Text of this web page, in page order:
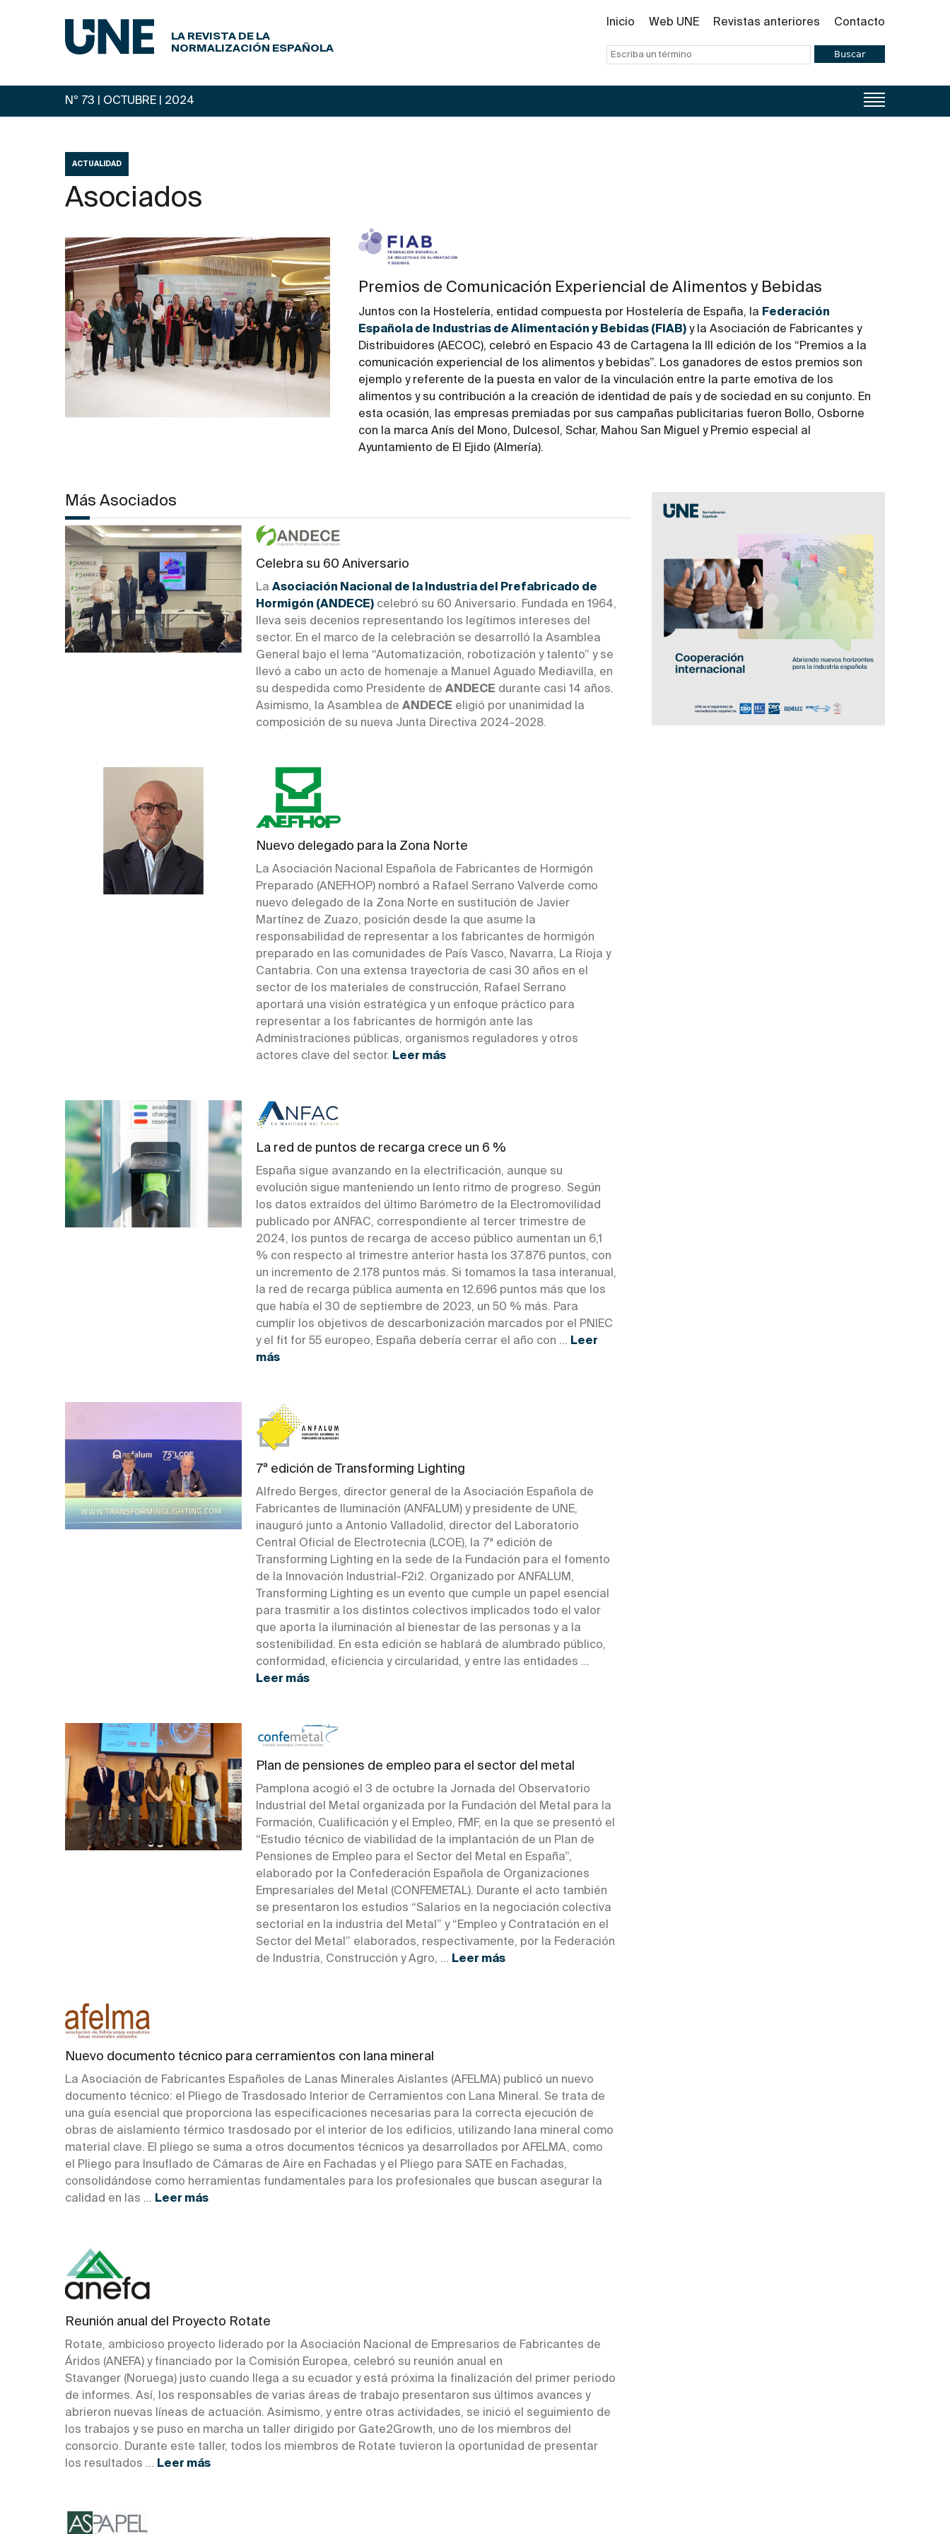
LA REVISTA DE LA
NORMALIZACIÓN ESPAÑOLA
Inicio Web UNE Revistas anteriores Contacto
Buscar
Nº 73 | OCTUBRE | 2024
ACTUALIDAD
Asociados
Premios de Comunicación Experiencial de Alimentos y Bebidas
Juntos con la Hostelería, entidad compuesta por Hostelería de España, la Federación
Española de Industrias de Alimentación y Bebidas (FIAB) y la Asociación de Fabricantes y
Distribuidores (AECOC), celebró en Espacio 43 de Cartagena la III edición de los “Premios a la
comunicación experiencial de los alimentos y bebidas”. Los ganadores de estos premios son
ejemplo y referente de la puesta en valor de la vinculación entre la parte emotiva de los
alimentos y su contribución a la creación de identidad de país y de sociedad en su conjunto. En
esta ocasión, las empresas premiadas por sus campañas publicitarias fueron Bollo, Osborne
con la marca Anís del Mono, Dulcesol, Schar, Mahou San Miguel y Premio especial al
Ayuntamiento de El Ejido (Almería).
Más Asociados
Celebra su 60 Aniversario
La Asociación Nacional de la Industria del Prefabricado de
Hormigón (ANDECE) celebró su 60 Aniversario. Fundada en 1964,
lleva seis decenios representando los legítimos intereses del
sector. En el marco de la celebración se desarrolló la Asamblea
General bajo el lema “Automatización, robotización y talento” y se
llevó a cabo un acto de homenaje a Manuel Aguado Mediavilla, en
su despedida como Presidente de ANDECE durante casi 14 años.
Asimismo, la Asamblea de ANDECE eligió por unanimidad la
composición de su nueva Junta Directiva 2024-2028.
Nuevo delegado para la Zona Norte
La Asociación Nacional Española de Fabricantes de Hormigón
Preparado (ANEFHOP) nombró a Rafael Serrano Valverde como
nuevo delegado de la Zona Norte en sustitución de Javier
Martínez de Zuazo, posición desde la que asume la
responsabilidad de representar a los fabricantes de hormigón
preparado en las comunidades de País Vasco, Navarra, La Rioja y
Cantabria. Con una extensa trayectoria de casi 30 años en el
sector de los materiales de construcción, Rafael Serrano
aportará una visión estratégica y un enfoque práctico para
representar a los fabricantes de hormigón ante las
Administraciones públicas, organismos reguladores y otros
actores clave del sector. Leer más
La red de puntos de recarga crece un 6 %
España sigue avanzando en la electrificación, aunque su
evolución sigue manteniendo un lento ritmo de progreso. Según
los datos extraídos del último Barómetro de la Electromovilidad
publicado por ANFAC, correspondiente al tercer trimestre de
2024, los puntos de recarga de acceso público aumentan un 6,1
% con respecto al trimestre anterior hasta los 37.876 puntos, con
un incremento de 2.178 puntos más. Si tomamos la tasa interanual,
la red de recarga pública aumenta en 12.696 puntos más que los
que había el 30 de septiembre de 2023, un 50 % más. Para
cumplir los objetivos de descarbonización marcados por el PNIEC
y el fit for 55 europeo, España debería cerrar el año con ... Leer
más
7ª edición de Transforming Lighting
Alfredo Berges, director general de la Asociación Española de
Fabricantes de Iluminación (ANFALUM) y presidente de UNE,
inauguró junto a Antonio Valladolid, director del Laboratorio
Central Oficial de Electrotecnia (LCOE), la 7ª edición de
Transforming Lighting en la sede de la Fundación para el fomento
de la Innovación Industrial-F2i2. Organizado por ANFALUM,
Transforming Lighting es un evento que cumple un papel esencial
para trasmitir a los distintos colectivos implicados todo el valor
que aporta la iluminación al bienestar de las personas y a la
sostenibilidad. En esta edición se hablará de alumbrado público,
conformidad, eficiencia y circularidad, y entre las entidades ...
Leer más
Plan de pensiones de empleo para el sector del metal
Pamplona acogió el 3 de octubre la Jornada del Observatorio
Industrial del Metal organizada por la Fundación del Metal para la
Formación, Cualificación y el Empleo, FMF, en la que se presentó el
“Estudio técnico de viabilidad de la implantación de un Plan de
Pensiones de Empleo para el Sector del Metal en España”,
elaborado por la Confederación Española de Organizaciones
Empresariales del Metal (CONFEMETAL). Durante el acto también
se presentaron los estudios “Salarios en la negociación colectiva
sectorial en la industria del Metal” y “Empleo y Contratación en el
Sector del Metal” elaborados, respectivamente, por la Federación
de Industria, Construcción y Agro, ... Leer más
Nuevo documento técnico para cerramientos con lana mineral
La Asociación de Fabricantes Españoles de Lanas Minerales Aislantes (AFELMA) publicó un nuevo
documento técnico: el Pliego de Trasdosado Interior de Cerramientos con Lana Mineral. Se trata de
una guía esencial que proporciona las especificaciones necesarias para la correcta ejecución de
obras de aislamiento térmico trasdosado por el interior de los edificios, utilizando lana mineral como
material clave. El pliego se suma a otros documentos técnicos ya desarrollados por AFELMA, como
el Pliego para Insuflado de Cámaras de Aire en Fachadas y el Pliego para SATE en Fachadas,
consolidándose como herramientas fundamentales para los profesionales que buscan asegurar la
calidad en las ... Leer más
Reunión anual del Proyecto Rotate
Rotate, ambicioso proyecto liderado por la Asociación Nacional de Empresarios de Fabricantes de
Áridos (ANEFA) y financiado por la Comisión Europea, celebró su reunión anual en
Stavanger (Noruega) justo cuando llega a su ecuador y está próxima la finalización del primer periodo
de informes. Así, los responsables de varias áreas de trabajo presentaron sus últimos avances y
abrieron nuevas líneas de actuación. Asimismo, y entre otras actividades, se inició el seguimiento de
los trabajos y se puso en marcha un taller dirigido por Gate2Growth, uno de los miembros del
consorcio. Durante este taller, todos los miembros de Rotate tuvieron la oportunidad de presentar
los resultados ... Leer más